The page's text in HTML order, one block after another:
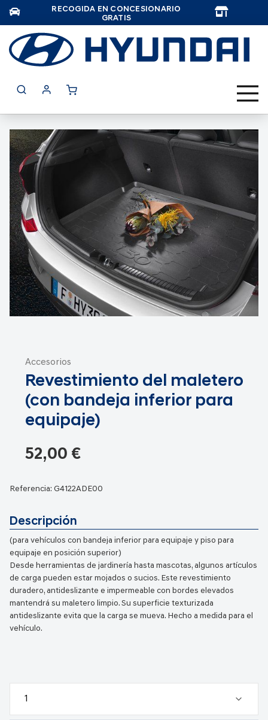
RECOGIDA EN CONCESIONARIO
GRATIS
Accesorios
Revestimiento del maletero
(con bandeja inferior para
equipaje)
52,00 €
Referencia: G4122ADE00
Descripción
(para vehículos con bandeja inferior para equipaje y piso para
equipaje en posición superior)
Desde herramientas de jardinería hasta mascotas, algunos artículos
de carga pueden estar mojados o sucios. Este revestimiento
duradero, antideslizante e impermeable con bordes elevados
mantendrá su maletero limpio. Su superficie texturizada
antideslizante evita que la carga se mueva. Hecho a medida para el
vehículo.
Saltar
al
final
de
la
galería
de
imágenes
comienzo
galería